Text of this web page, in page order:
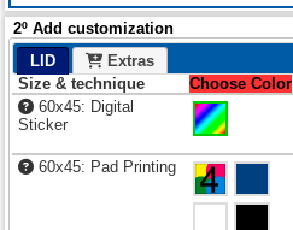
2º Add customization
LID
Extras
Size & technique
Choose Color
60x45: Digital
Sticker
60x45: Pad Printing